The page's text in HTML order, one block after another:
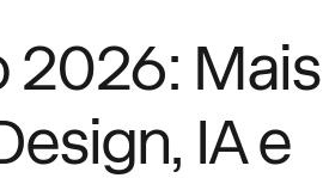
2026: Mais
IA e